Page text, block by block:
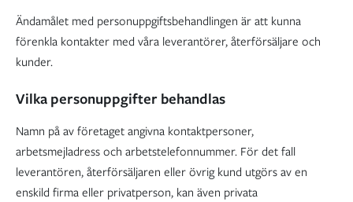
Ändamålet med personuppgiftsbehandlingen är att kunna
förenkla kontakter med våra leverantörer, återförsäljare och
kunder.
Vilka personuppgifter behandlas
Namn på av företaget angivna kontaktpersoner,
arbetsmejladress och arbetstelefonnummer. För det fall
leverantören, återförsäljaren eller övrig kund utgörs av en
enskild firma eller privatperson, kan även privata